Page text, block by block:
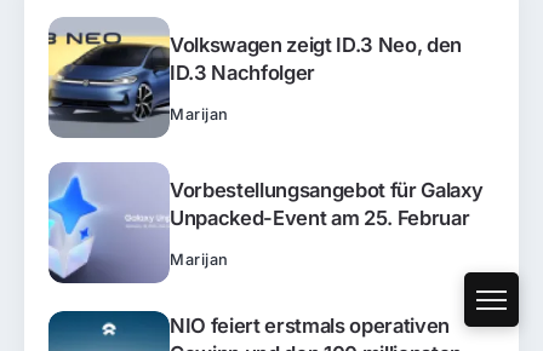
Volkswagen zeigt ID.3 Neo, den
ID.3 Nachfolger
Marijan
Vorbestellungsangebot für Galaxy
Unpacked-Event am 25. Februar
Marijan
NIO feiert erstmals operativen